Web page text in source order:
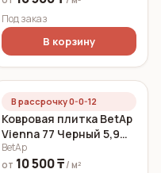
Под заказ
В корзину
В рассрочку 0-0-12
Ковровая плитка BetAp
Vienna 77 Черный 5,9
мм
BetAp
от 10 500 ₸ / м²